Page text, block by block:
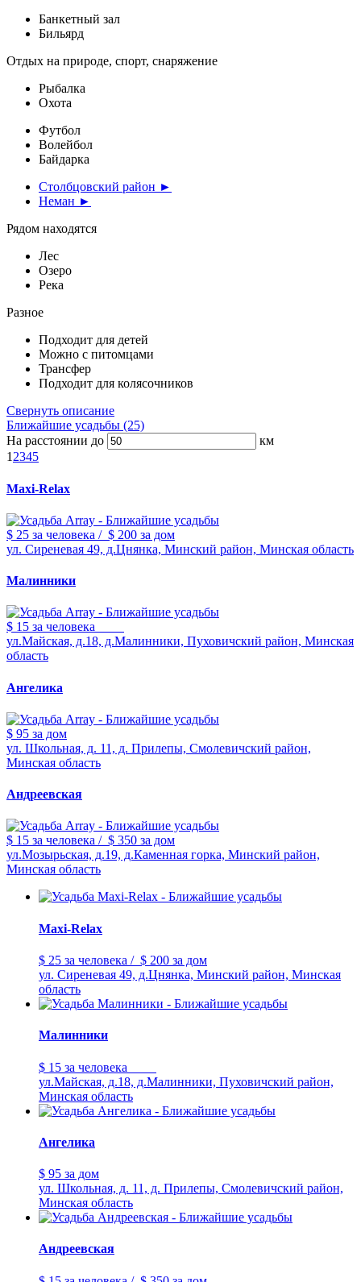
Банкетный зал
Бильярд
Отдых на природе, спорт, снаряжение
Рыбалка
Охота
Футбол
Волейбол
Байдарка
Столбцовский район ►
Неман ►
Рядом находятся
Лес
Озеро
Река
Разное
Подходит для детей
Можно с питомцами
Трансфер
Подходит для колясочников
Свернуть описание
Ближайшие усадьбы (25)
На расстоянии до
км
1 2345
Maxi-Relax
$ 25 за человека / $ 200 за дом
ул. Сиреневая 49, д.Цнянка, Минский район, Минская область
Малинники
$ 15 за человека
ул.Майская, д.18, д.Малинники, Пуховичский район, Минская
область
Ангелика
$ 95 за дом
ул. Школьная, д. 11, д. Прилепы, Смолевичский район,
Минская область
Андреевская
$ 15 за человека / $ 350 за дом
ул.Мозырьская, д.19, д.Каменная горка, Минский район,
Минская область
Maxi-Relax
$ 25 за человека / $ 200 за дом
ул. Сиреневая 49, д.Цнянка, Минский район, Минская
область
Малинники
$ 15 за человека
ул.Майская, д.18, д.Малинники, Пуховичский район,
Минская область
Ангелика
$ 95 за дом
ул. Школьная, д. 11, д. Прилепы, Смолевичский район,
Минская область
Андреевская